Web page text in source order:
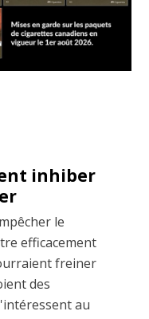
inhiber
le
efficacement
freiner
des
au